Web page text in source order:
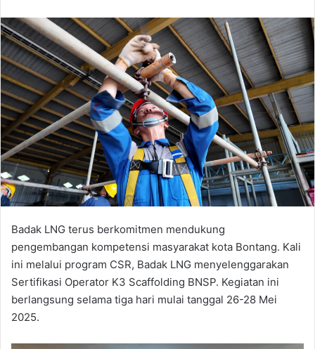
Badak LNG terus berkomitmen mendukung
pengembangan kompetensi masyarakat kota Bontang. Kali
ini melalui program CSR, Badak LNG menyelenggarakan
Sertifikasi Operator K3 Scaffolding BNSP. Kegiatan ini
berlangsung selama tiga hari mulai tanggal 26-28 Mei
2025.